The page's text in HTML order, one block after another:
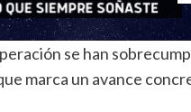
se han
marca un avance